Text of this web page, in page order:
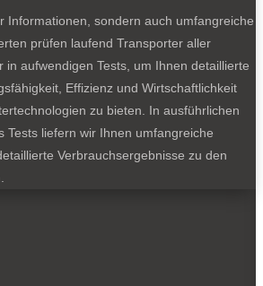
Informationen, sondern auch umfangreiche
prüfen laufend Transporter aller
in aufwendigen Tests, um Ihnen detaillierte
Effizienz und Wirtschaftlichkeit
zu bieten. In ausführlichen
Tests liefern wir Ihnen umfangreiche
Verbrauchsergebnisse zu den